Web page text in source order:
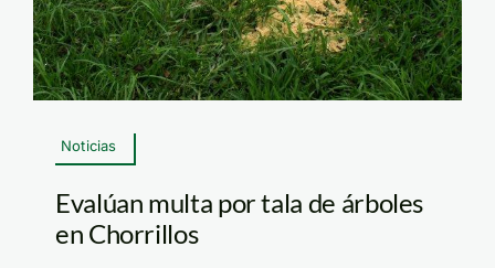
Noticias
Evalúan multa por tala de árboles
en Chorrillos